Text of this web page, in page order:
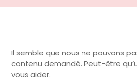
Il semble que nous ne pouvons
contenu demandé. Peut-être
vous aider.